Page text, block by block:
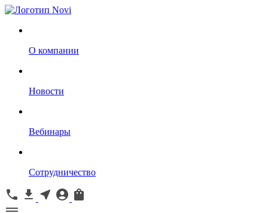
О компании
Новости
Вебинары
Сотрудничество